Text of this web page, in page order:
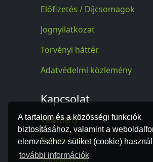
A tartalom és a közösségi funkciók
biztosításához, valamint a
elemzéséhez sütiket (cookie)
további információk
Előfizetés / Díjcsomagok
Jognyilatkozat
Törvényi háttér
Adatvédelmi közlemény
Kapcsolat
Vélemény
Kapcsolat